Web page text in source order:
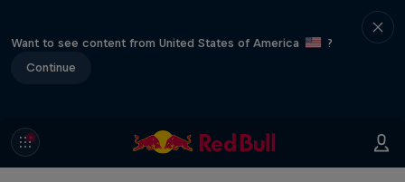
Want to see content from United States of America
?
Continue